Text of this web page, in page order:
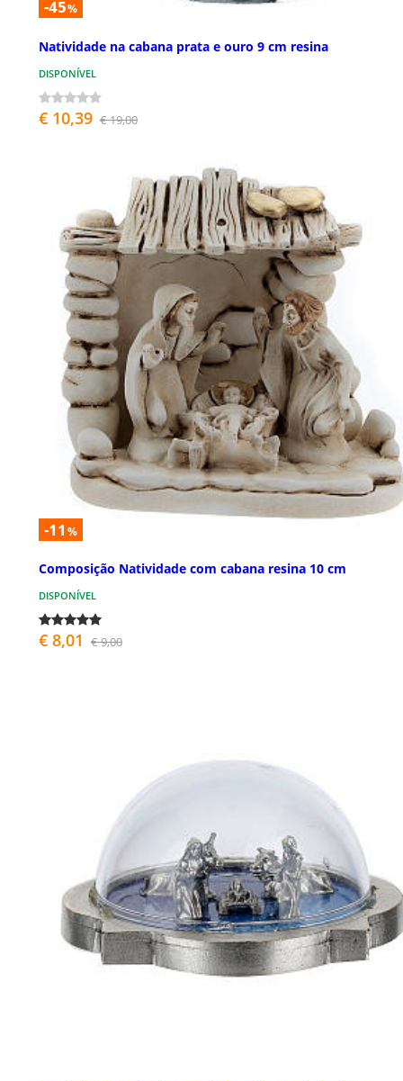
-45%
Natividade na cabana prata e ouro 9 cm resina
DISPONÍVEL
€ 10,39 € 19,00
-11 %
Composição Natividade com cabana resina 10 cm
DISPONÍVEL
€ 8,01 € 9,00